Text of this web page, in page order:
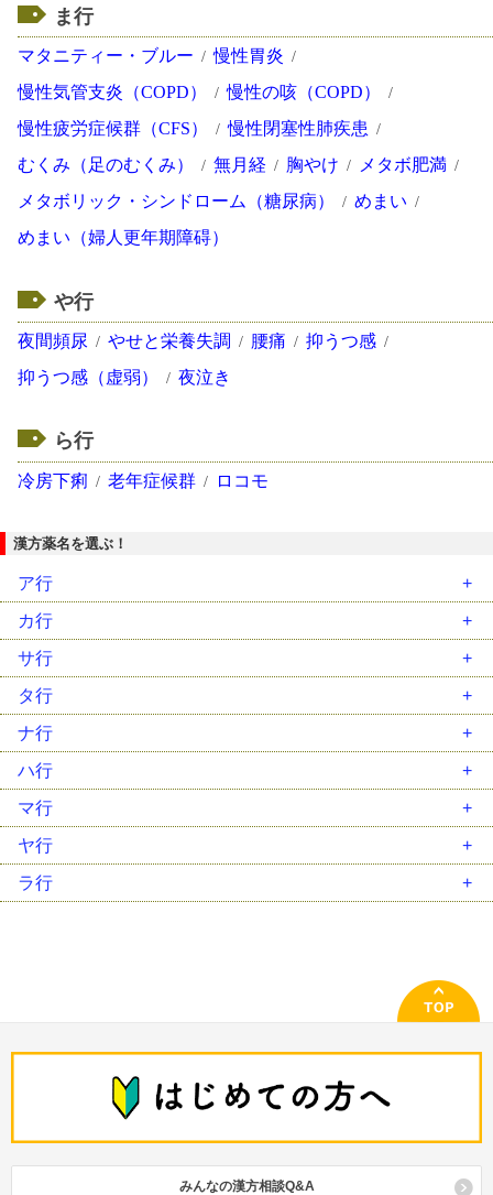
ま行
マタニティー・ブルー
慢性胃炎
慢性気管支炎（COPD）
慢性の咳（COPD）
慢性疲労症候群（CFS）
慢性閉塞性肺疾患
むくみ（足のむくみ）
無月経 胸やけ
メタボ肥満
メタボリック・シンドローム（糖尿病）
めまい
めまい（婦人更年期障碍）
や行
夜間頻尿 やせと栄養失調 腰痛
抑うつ感
抑うつ感（虚弱）
夜泣き
ら行
冷房下痢 老年症候群 ロコモ
漢方薬名を選ぶ！
ア行
安中散（ｱﾝﾁｭｳｻﾝ）
胃苓湯（ｲﾚｲﾄｳ）
茵蔯蒿湯（ｲﾝﾁﾝｺｳﾄｳ）
温経湯（ｳﾝｹｲﾄｳ）
温清飲（ｳﾝｾｲｲﾝ）
越婢加朮湯（ｴｯﾋﾟｶｼﾞｭﾂﾄｳ）
カ行
藿香正気散（ｶｯｺｳｼｮｳｷｻﾝ）
葛根湯（ｶｯｺﾝﾄｳ）
葛根湯加川芎辛夷（ｶｯｺﾝﾄｳｶｾﾝｷｭｳｼﾝｲ）
加味逍遙散（ｶﾐｼｮｳﾖｳｻﾝ）
帰脾湯（ｷﾋﾄｳ）
芎帰調血飲（ｷｭｳｷﾁｮｳｹﾂｲﾝ）
牛車腎気丸（ｺﾞｼｬｼﾞﾝｷｶﾞﾝ）
呉茱萸湯（ｺﾞｼｭﾕﾄｳ）
サ行
柴胡加竜骨牡蛎湯（ｻｲｺｶﾘｭｳｺﾂﾎﾞﾚｲﾄｳ）
柴胡桂枝乾姜湯（ｻｲｺｹｲｼｶﾝｷｮｳﾄｳ）
柴胡桂枝湯（ｻｲｺｹｲｼﾄｳ）
柴胡清肝湯（ｻｲｺｾｲｶﾝﾄｳ）
三黄瀉心湯（ｻﾝｵｳｼｬｼﾝﾄｳ）
滋陰降火湯（ｼﾞｲﾝｺｳｶﾄｳ）
小柴胡湯（ｼｮｳｻｲｺﾄｳ）
小青竜湯（ｼｮｳｾｲﾘｭｳﾄｳ）
タ行
大建中湯（ﾀﾞｲｹﾝﾁｭｳﾄｳ）
大柴胡湯（ﾀﾞｲｻｲｺﾄｳ）
大承気湯（ﾀﾞｲｼﾞｮｳｷﾄｳ）
竹筎温胆湯（ﾁｸｼﾞｮｳﾝﾀﾝﾄｳ）
調胃承気湯（ﾁｮｳｲｼﾞｮｳｷﾄｳ）
釣藤散（ﾁｮｳﾄｳｻﾝ）
ナ行
二陳湯（ﾆﾁﾝﾄｳ）
女神散（ﾆｮｼﾝｻﾝ）
人参湯（ﾆﾝｼﾞﾝﾄｳ）
人参養栄湯（ﾆﾝｼﾞﾝﾖｳｴｲﾄｳ）
ハ行
排膿散及湯（ﾊｲﾉｳｻﾝｷｭｳﾄｳ）
麦門冬湯（ﾊﾞｸﾓﾝﾄﾞｳﾄｳ）
八味地黄丸（ﾊﾁﾐｼﾞｵｳｶﾞﾝ）
半夏厚朴湯（ﾊﾝｹﾞｺｳﾎﾞｸﾄｳ）
補中益気湯（ﾎﾁｭｳｴｯｷﾄｳ）
マ行
麻黄湯（ﾏｵｳﾄｳ）
麻黄附子細辛湯（ﾏｵｳﾌﾞｼｻｲｼﾝﾄｳ）
ヤ行
抑肝散（ﾖｸｶﾝｻﾝ）
ラ行
みんなの漢方相談Q&A